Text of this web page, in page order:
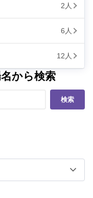
2人
6人
12人
から検索
検索